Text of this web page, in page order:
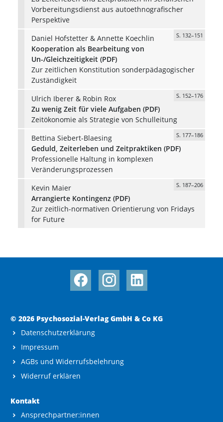
Vorbereitungsdienst aus autoethnografischer
Perspektive
Daniel Hofstetter & Annette Koechlin
S. 132–151
Kooperation als Bearbeitung von
Un-/Gleichzeitigkeit (PDF)
Zur zeitlichen Konstitution sonderpädagogischer
Zuständigkeit
Ulrich Iberer & Robin Rox
S. 152–176
Zu wenig Zeit für viele Aufgaben (PDF)
Zeitökonomie als Strategie von Schulleitung
Bettina Siebert-Blaesing
S. 177–186
Geduld, Zeiterleben und Zeitpraktiken (PDF)
Professionelle Haltung in komplexen
Veränderungsprozessen
Kevin Maier
S. 187–206
Arrangierte Kontingenz (PDF)
Zur zeitlich-normativen Orientierung von Fridays
for Future
© 2026 Psychosozial-Verlag GmbH & Co KG
Datenschutzerklärung
Impressum
AGBs und Widerrufsbelehrung
Widerruf erklären
Kontakt
Ansprechpartner:innen